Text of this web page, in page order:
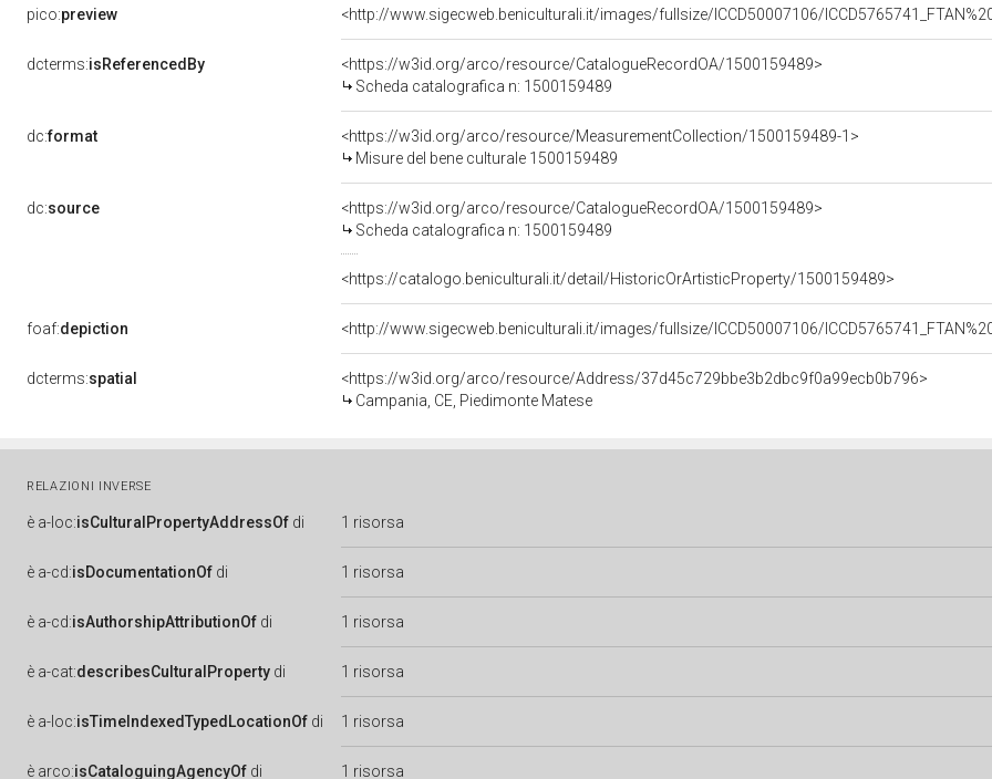
pico:preview <http://www.sigecweb.beniculturali.it/images/fullsize/ICCD50007106/
dcterms:isReferencedBy
<https://w3id.org/arco/resource/CatalogueRecordOA/1500159489>
Scheda catalografica n: 1500159489
dc:format
<https://w3id.org/arco/resource/MeasurementCollection/1500159489-1>
Misure del bene culturale 1500159489
dc:source
<https://w3id.org/arco/resource/CatalogueRecordOA/1500159489>
Scheda catalografica n: 1500159489
<https://catalogo.beniculturali.it/detail/HistoricOrArtisticProperty/1500159489>
foaf:depiction <http://www.sigecweb.beniculturali.it/images/fullsize/ICCD50007106/
dcterms:spatial
<https://w3id.org/arco/resource/Address/37d45c729bbe3b2dbc9f0a99ecb0b796>
Campania, CE, Piedimonte Matese
RELAZIONI INVERSE
è a-loc:isCulturalPropertyAddressOf di 1 risorsa
è a-cd:isDocumentationOf di 1 risorsa
è a-cd:isAuthorshipAttributionOf di 1 risorsa
è a-cat:describesCulturalProperty di 1 risorsa
è a-loc:isTimeIndexedTypedLocationOf di 1 risorsa
è arco:isCataloguingAgencyOf di 1 risorsa